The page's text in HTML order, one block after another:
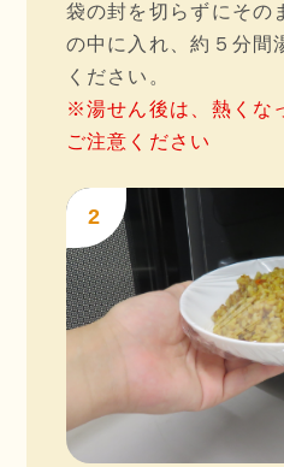
袋の封を切らずにその
の中に入れ、約５分間
ください。
※湯せん後は、熱くな
ご注意ください
2